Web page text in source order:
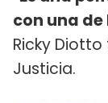
con una de
Ricky
Justicia.